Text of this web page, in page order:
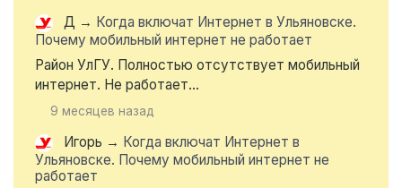
Д → Когда включат Интернет в Ульяновске.
Почему мобильный интернет не работает
Район УлГУ. Полностью отсутствует мобильный
интернет. Не работает...
9 месяцев назад
Игорь → Когда включат Интернет в
Ульяновске. Почему мобильный интернет не
работает